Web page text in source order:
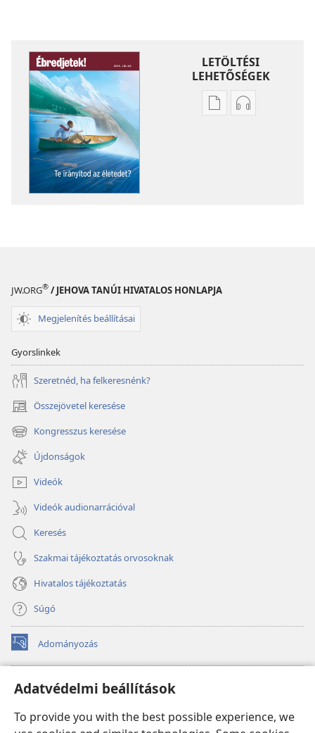
Adatvédelmi beállítások
To provide you with the best possible experience, we
LETÖLTÉSI
LEHETŐSÉGEK
Kiadványok
JW.ORG® / JEHOVA TANÚI HIVATALOS HONLAPJA
Megjelenítés beállításai
Gyorslinkek
Szeretnéd, ha felkeresnénk?
Összejövetel keresése
(opens
new
window)
Kongresszus keresése
(opens
new
window)
Újdonságok
Videók
Videók audionarrációval
Keresés
Szakmai tájékoztatás orvosoknak
Hivatalos tájékoztatás
Súgó
Adományozás
(opens
new
Őrtorony ONLINE KÖNYVTÁR
(opens
window)JW Hub
(opens